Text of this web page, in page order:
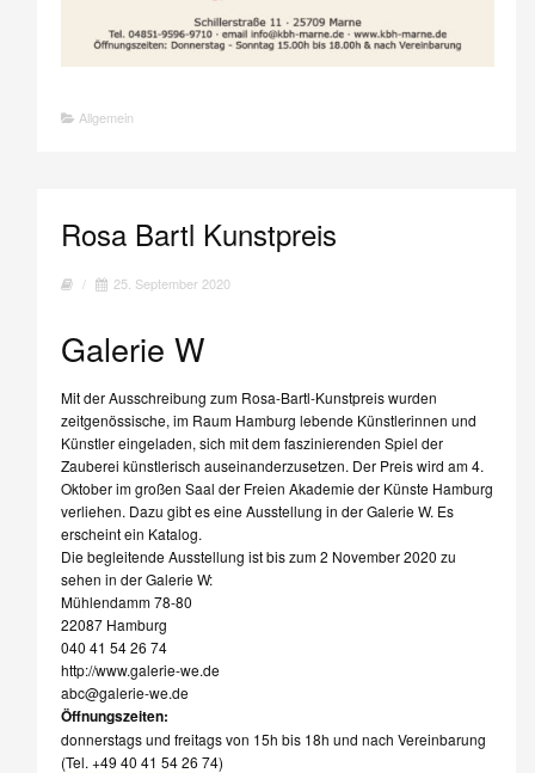
Allgemein
Rosa Bartl Kunstpreis
/ 25. September 2020
Galerie W
Mit der Ausschreibung zum Rosa-Bartl-Kunstpreis wurden
zeitgenössische, im Raum Hamburg lebende Künstlerinnen und
Künstler eingeladen, sich mit dem faszinierenden Spiel der
Zauberei künstlerisch auseinanderzusetzen. Der Preis wird am 4.
Oktober im großen Saal der Freien Akademie der Künste Hamburg
verliehen. Dazu gibt es eine Ausstellung in der Galerie W. Es
erscheint ein Katalog.
Die begleitende Ausstellung ist bis zum 2 November 2020 zu
sehen in der Galerie W:
Mühlendamm 78-80
22087 Hamburg
040 41 54 26 74
http://www.galerie-we.de
abc@galerie-we.de
Öffnungszeiten:
donnerstags und freitags von 15h bis 18h und nach Vereinbarung
(Tel. +49 40 41 54 26 74)